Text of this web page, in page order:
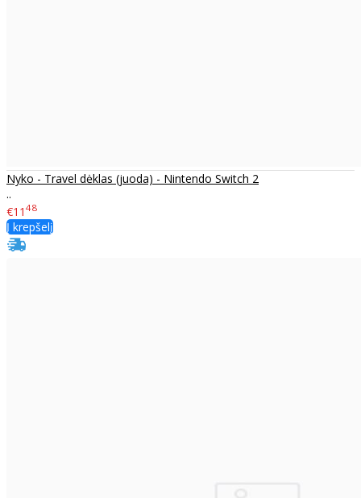
Nyko - Travel dėklas (juoda) - Nintendo Switch 2
..
€11 48
Į krepšelį